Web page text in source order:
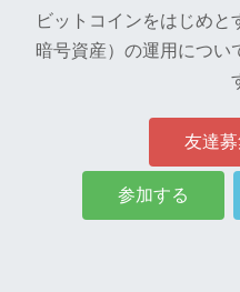
ビットコインをはじめと
暗号資産）の運用につい
友達
参加する